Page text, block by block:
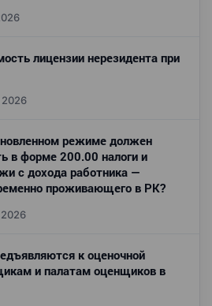
лицензии нерезидента при
режиме должен
в форме 200.00 налоги и
с дохода работника —
проживающего в РК?
к оценочной
и палатам оценщиков в